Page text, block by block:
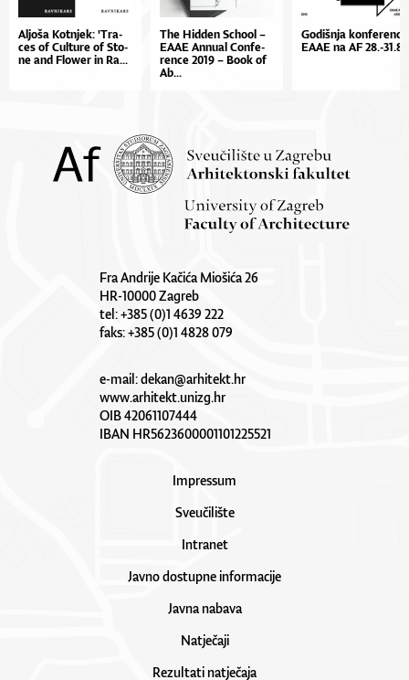
Al­jo­ša Kot­nje­k: 'Tra­
ces of Cul­tu­re of Sto­
ne and Flo­wer in Ra...
The Hid­den Scho­ol –
EA­AE An­nu­al Con­fe­
ren­ce 2019 – Bo­ok of
Ab...
Go­diš­nja
EA­AE na AF 28.-31.8.
Fra Andrije Kačića Miošića 26
HR-10000 Zagreb
tel: +385 (0)1 4639 222
faks: +385 (0)1 4828 079
e-mail:dekan@arhitekt.hr
www.arhitekt.unizg.hr
OIB 42061107444
IBAN HR5623600001101225521
Impressum
Sveučilište
Intranet
Javno dostupne informacije
Javna nabava
Natječaji
Rezultati natječaja